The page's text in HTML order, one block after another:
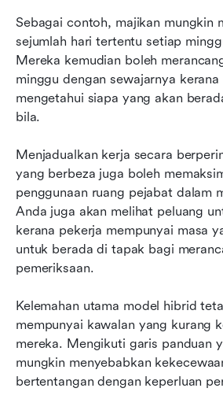
Sebagai contoh, majikan mungkin
sejumlah hari tertentu setiap
Mereka kemudian boleh
minggu dengan sewajarnya kerana
mengetahui siapa yang akan
bila.
Menjadualkan kerja secara
yang berbeza juga boleh
penggunaan ruang pejabat dalam
Anda juga akan melihat peluang
kerana pekerja mempunyai masa
untuk berada di tapak bagi
pemeriksaan.
Kelemahan utama model hibrid
mempunyai kawalan yang kurang
mereka. Mengikuti garis panduan
mungkin menyebabkan
bertentangan dengan keperluan